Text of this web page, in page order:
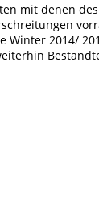
mit denen des
Winter 2014/